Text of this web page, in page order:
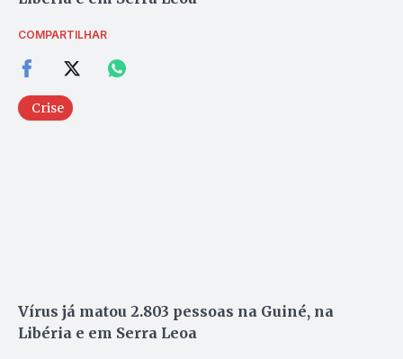
COMPARTILHAR
Crise
Vírus já matou 2.803 pessoas na Guiné, na
Libéria e em Serra Leoa